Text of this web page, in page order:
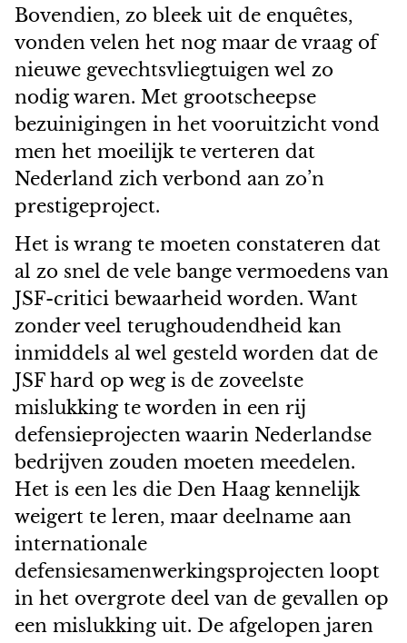
Bovendien, zo bleek uit de enquêtes,
vonden velen het nog maar de vraag of
nieuwe gevechtsvliegtuigen wel zo
nodig waren. Met grootscheepse
bezuinigingen in het vooruitzicht vond
men het moeilijk te verteren dat
Nederland zich verbond aan zo’n
prestigeproject.
Het is wrang te moeten constateren dat
al zo snel de vele bange vermoedens van
JSF-critici bewaarheid worden. Want
zonder veel terughoudendheid kan
inmiddels al wel gesteld worden dat de
JSF hard op weg is de zoveelste
mislukking te worden in een rij
defensieprojecten waarin Nederlandse
bedrijven zouden moeten meedelen.
Het is een les die Den Haag kennelijk
weigert te leren, maar deelname aan
internationale
defensiesamenwerkingsprojecten loopt
in het overgrote deel van de gevallen op
een mislukking uit. De afgelopen jaren